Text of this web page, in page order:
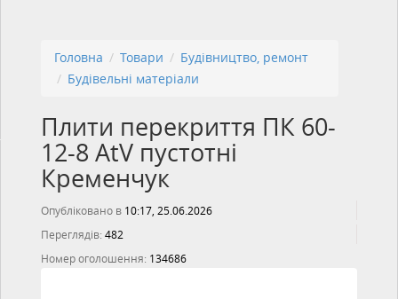
Головна Товари
Будівництво, ремонт
Будівельні матеріали
Плити перекриття ПК 60-
12-8 AtV пустотні
Кременчук
Опубліковано в 10:17, 25.06.2026
Переглядів: 482
Номер оголошення: 134686